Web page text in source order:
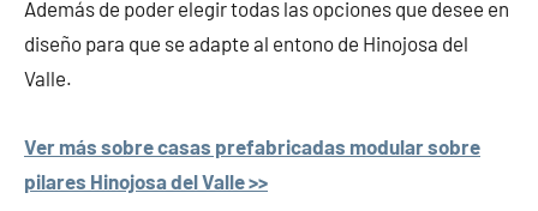
Además de poder elegir todas las opciones que desee en
diseño para que se adapte al entono de Hinojosa del
Valle.
Ver más sobre casas prefabricadas modular sobre
pilares Hinojosa del Valle >>